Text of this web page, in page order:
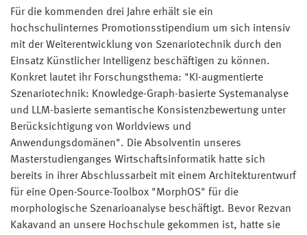
Für die kommenden drei Jahre erhält sie ein
hochschulinternes Promotionsstipendium um sich intensiv
mit der Weiterentwicklung von Szenariotechnik durch den
Einsatz Künstlicher Intelligenz beschäftigen zu können.
Konkret lautet ihr Forschungsthema: "KI-augmentierte
Szenariotechnik: Knowledge-Graph-basierte Systemanalyse
und LLM-basierte semantische Konsistenzbewertung unter
Berücksichtigung von Worldviews und
Anwendungsdomänen". Die Absolventin unseres
Masterstudienganges Wirtschaftsinformatik hatte sich
bereits in ihrer Abschlussarbeit mit einem Architekturentwurf
für eine Open-Source-Toolbox "MorphOS" für die
morphologische Szenarioanalyse beschäftigt. Bevor Rezvan
Kakavand an unsere Hochschule gekommen ist, hatte sie